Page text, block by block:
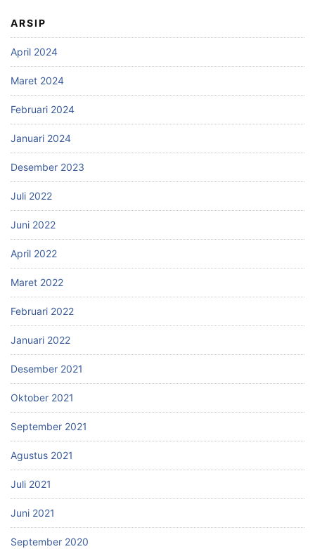
ARSIP
April 2024
Maret 2024
Februari 2024
Januari 2024
Desember 2023
Juli 2022
Juni 2022
April 2022
Maret 2022
Februari 2022
Januari 2022
Desember 2021
Oktober 2021
September 2021
Agustus 2021
Juli 2021
Juni 2021
September 2020